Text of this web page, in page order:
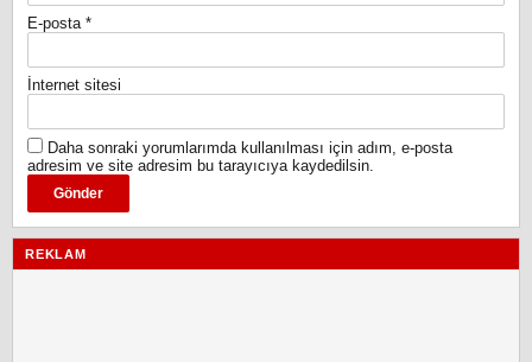
E-posta *
İnternet sitesi
Daha sonraki yorumlarımda kullanılması için adım, e-posta
adresim ve site adresim bu tarayıcıya kaydedilsin.
REKLAM